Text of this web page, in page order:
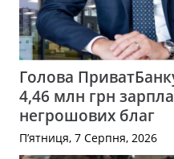
Голова
4,46 млн грн
негрошових благ
П’ятниця, 7 Серпня, 2026